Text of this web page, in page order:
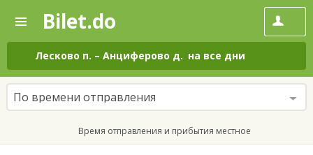
—
Поиск
и
покупка
билетов
на
автобус
онлайн
Bilet.do
Лесково п. – Анциферово д. на все дни
По времени отправления
Время отправления и прибытия местное